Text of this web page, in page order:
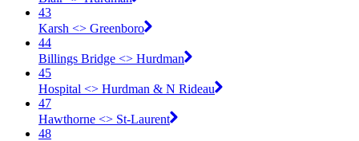
43
Karsh <​> Greenboro
44
Billings Bridge <​> Hurdman
45
Hospital <​> Hurdman & N Rideau
47
Hawthorne <​> St-Laurent
48